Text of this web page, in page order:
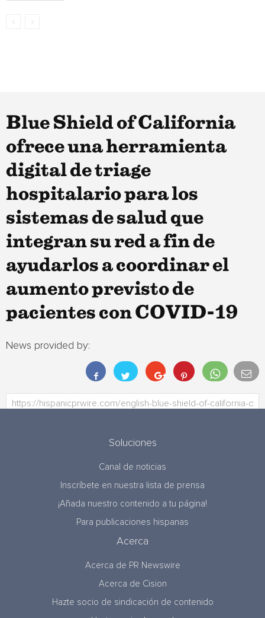
Blue Shield of California
ofrece una herramienta
digital de triage
hospitalario para los
sistemas de salud que
integran su red a fin de
ayudarlos a coordinar el
aumento previsto de
pacientes con COVID-19
News provided by:
Soluciones
Canal de noticias
Inscríbete en nuestra lista de prensa
¡Añada nuestro contenido a tu página!
Para publicaciones hispanas
Acerca
Acerca de PR Newswire
Acerca de Cision
Hazte socio de sindicación de contenido